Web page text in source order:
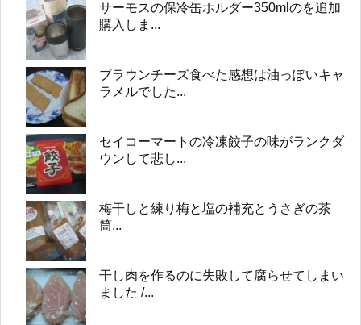
サーモスの保冷缶ホルダー350mlのを追加
購入しま...
ブラウンチーズ食べた感想は油っぽいキャ
ラメルでした...
セイコーマートの冷凍餃子の味がランクダ
ウンして悲し...
梅干しと練り梅と塩の補充とうさぎの茶
筒...
干し肉を作るのに失敗して腐らせてしまい
ました /...